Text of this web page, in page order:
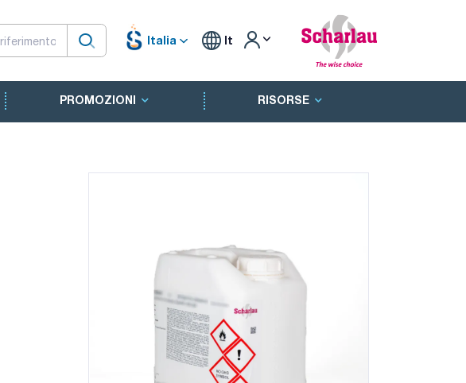
Italia It
PROMOZIONI RISORSE